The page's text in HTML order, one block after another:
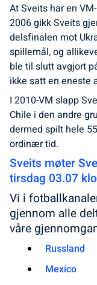
At Sveits har en
2006 gikk Sveits
delsfinalen mot
spillemål, og
ble til slutt avgjort
ikke satt en eneste
I 2010-VM slapp
Chile i den andre
dermed spilt hele
ordinær tid.
Sveits møter
tirsdag 03.07
Vi i
gjennom alle
våre
Russland
Mexico